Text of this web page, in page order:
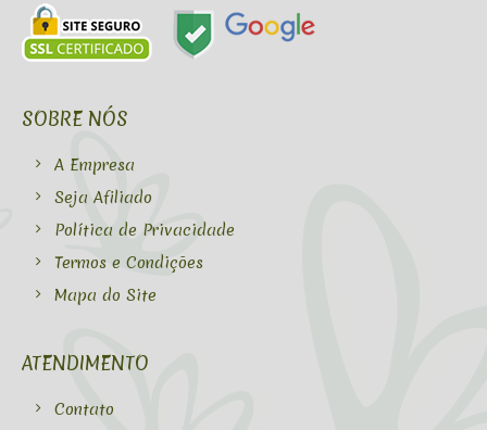
SOBRE NÓS
A Empresa
Seja Afiliado
Política de Privacidade
Termos e Condições
Mapa do Site
ATENDIMENTO
Contato